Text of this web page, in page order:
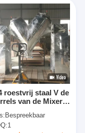
roestvrij staal V de
van de Mixer
het Mixer Droge
het Mengen
Bespreekbaar
1